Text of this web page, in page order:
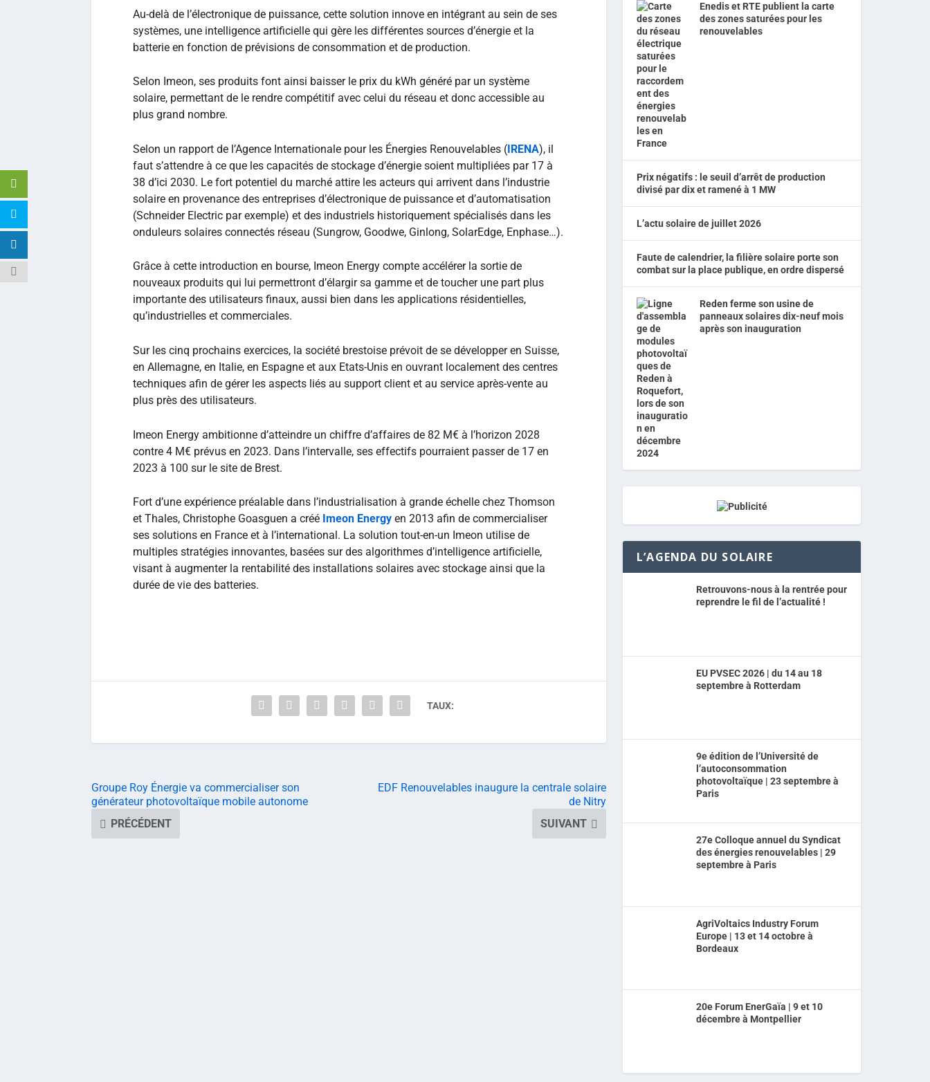
Au-delà de l’électronique de puissance, cette solution innove en intégrant au sein de ses
systèmes, une intelligence artificielle qui gère les différentes sources d’énergie et la
batterie en fonction de prévisions de consommation et de production.
Selon Imeon, ses produits font ainsi baisser le prix du kWh généré par un système
solaire, permettant de le rendre compétitif avec celui du réseau et donc accessible au
plus grand nombre.
Selon un rapport de l’Agence Internationale pour les Énergies Renouvelables (IRENA), il
faut s’attendre à ce que les capacités de stockage d’énergie soient multipliées par 17 à
38 d’ici 2030. Le fort potentiel du marché attire les acteurs qui arrivent dans l’industrie
solaire en provenance des entreprises d’électronique de puissance et d’automatisation
(Schneider Electric par exemple) et des industriels historiquement spécialisés dans les
onduleurs solaires connectés réseau (Sungrow, Goodwe, Ginlong, SolarEdge, Enphase…).
Grâce à cette introduction en bourse, Imeon Energy compte accélérer la sortie de
nouveaux produits qui lui permettront d’élargir sa gamme et de toucher une part plus
importante des utilisateurs finaux, aussi bien dans les applications résidentielles,
qu’industrielles et commerciales.
Sur les cinq prochains exercices, la société brestoise prévoit de se développer en Suisse,
en Allemagne, en Italie, en Espagne et aux Etats-Unis en ouvrant localement des centres
techniques afin de gérer les aspects liés au support client et au service après-vente au
plus près des utilisateurs.
Imeon Energy ambitionne d’atteindre un chiffre d’affaires de 82 M€ à l’horizon 2028
contre 4 M€ prévus en 2023. Dans l’intervalle, ses effectifs pourraient passer de 17 en
2023 à 100 sur le site de Brest.
Fort d’une expérience préalable dans l’industrialisation à grande échelle chez Thomson
et Thales, Christophe Goasguen a créé Imeon Energy en 2013 afin de commercialiser
ses solutions en France et à l’international. La solution tout-en-un Imeon utilise de
multiples stratégies innovantes, basées sur des algorithmes d’intelligence artificielle,
visant à augmenter la rentabilité des installations solaires avec stockage ainsi que la
durée de vie des batteries.
TAUX:
Groupe Roy Énergie va commercialiser son
générateur photovoltaïque mobile autonome
PRÉCÉDENT
EDF Renouvelables inaugure la centrale solaire
de Nitry
SUIVANT
Enedis et RTE publient la carte
des zones saturées pour les
renouvelables
Prix négatifs : le seuil d’arrêt de production
divisé par dix et ramené à 1 MW
L’actu solaire de juillet 2026
Faute de calendrier, la filière solaire porte son
combat sur la place publique, en ordre dispersé
Reden ferme son usine de
panneaux solaires dix-neuf mois
après son inauguration
L’AGENDA DU SOLAIRE
Retrouvons-nous à la rentrée pour
reprendre le fil de l’actualité !
EU PVSEC 2026 | du 14 au 18
septembre à Rotterdam
9e édition de l’Université de
l’autoconsommation
photovoltaïque | 23 septembre à
Paris
27e Colloque annuel du Syndicat
des énergies renouvelables | 29
septembre à Paris
AgriVoltaics Industry Forum
Europe | 13 et 14 octobre à
Bordeaux
20e Forum EnerGaïa | 9 et 10
décembre à Montpellier